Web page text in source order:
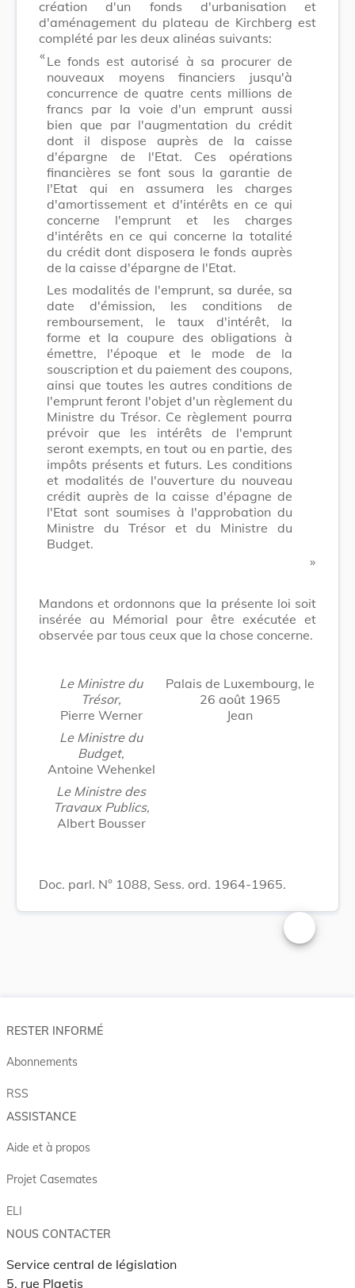
création d'un fonds d'urbanisation et
d'aménagement du plateau de Kirchberg est
complété par les deux alinéas suivants:
​ «Le fonds est autorisé à sa procurer de
nouveaux moyens financiers jusqu'à
concurrence de quatre cents millions de
francs par la voie d'un emprunt aussi
bien que par l'augmentation du crédit
dont il dispose auprès de la caisse
d'épargne de l'Etat. Ces opérations
financières se font sous la garantie de
l'Etat qui en assumera les charges
d'amortissement et d'intérêts en ce qui
concerne l'emprunt et les charges
d'intérêts en ce qui concerne la totalité
du crédit dont disposera le fonds auprès
de la caisse d'épargne de l'Etat.
Les modalités de l'emprunt, sa durée, sa
date d'émission, les conditions de
remboursement, le taux d'intérêt, la
forme et la coupure des obligations à
émettre, l'époque et le mode de la
souscription et du paiement des coupons,
ainsi que toutes les autres conditions de
l'emprunt feront l'objet d'un règlement du
Ministre du Trésor. Ce règlement pourra
prévoir que les intérêts de l'emprunt
seront exempts, en tout ou en partie, des
impôts présents et futurs. Les conditions
et modalités de l'ouverture du nouveau
crédit auprès de la caisse d'épagne de
l'Etat sont soumises à l'approbation du
Ministre du Trésor et du Ministre du
Budget.
​ »
Mandons et ordonnons que la présente loi soit
insérée au Mémorial pour être exécutée et
observée par tous ceux que la chose concerne.
Le Ministre du
Trésor,
Pierre Werner
Le Ministre du
Budget,
Antoine Wehenkel
Le Ministre des
Travaux Publics,
Albert Bousser
Palais de Luxembourg, le
26 août 1965
Jean
Doc. parl. N° 1088, Sess. ord. 1964-1965.
Changer la
RESTER INFORMÉ
Abonnements
RSS
ASSISTANCE
Aide et à propos
Projet Casemates
ELI
NOUS CONTACTER
Service central de législation
5, rue Plaetis